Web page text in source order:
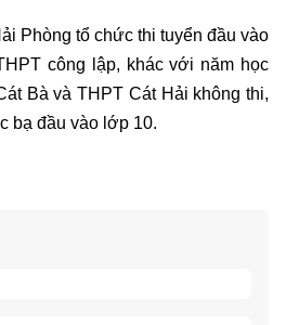
Phòng tổ chức thi tuyển đầu vào
công lập, khác với năm học
Bà và THPT Cát Hải không thi,
bạ đầu vào lớp 10.